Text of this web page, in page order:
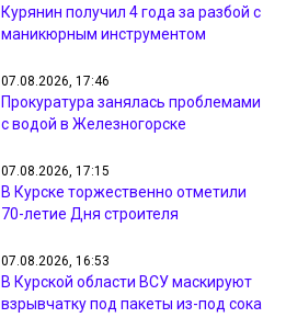
Курянин получил 4 года за разбой с
маникюрным инструментом
07.08.2026, 17:46
Прокуратура занялась проблемами
с водой в Железногорске
07.08.2026, 17:15
В Курске торжественно отметили
70-летие Дня строителя
07.08.2026, 16:53
В Курской области ВСУ маскируют
взрывчатку под пакеты из-под сока